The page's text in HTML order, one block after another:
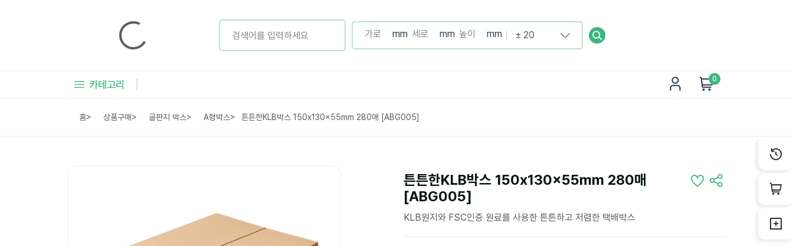
카테고리 0
홈> 상품구매> 골판지 박스> A형박스> 튼튼한KLB박스 150x130x55mm 280매 [ABG005]
튼튼한KLB박스 150x130x55mm 280매
[ABG005]
KLB원지와 FSC인증 원료를 사용한 튼튼하고 저렴한 택배박스